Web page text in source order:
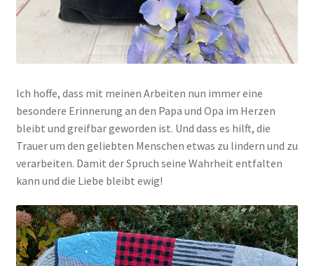
Ich hoffe, dass mit meinen Arbeiten nun immer eine
besondere Erinnerung an den Papa und Opa im Herzen
bleibt und greifbar geworden ist. Und dass es hilft, die
Trauer um den geliebten Menschen etwas zu lindern und zu
verarbeiten. Damit der Spruch seine Wahrheit entfalten
kann und die Liebe bleibt ewig!